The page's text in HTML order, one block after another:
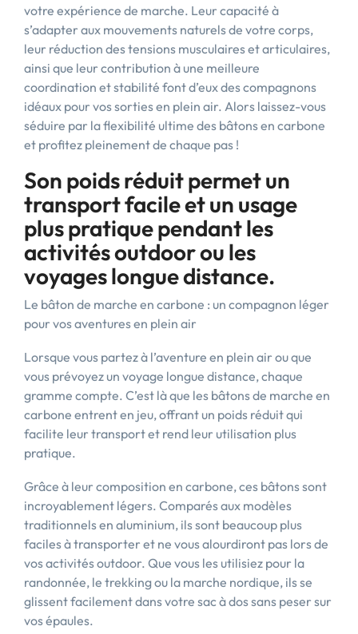
votre expérience de marche. Leur capacité à
s’adapter aux mouvements naturels de votre corps,
leur réduction des tensions musculaires et articulaires,
ainsi que leur contribution à une meilleure
coordination et stabilité font d’eux des compagnons
idéaux pour vos sorties en plein air. Alors laissez-vous
séduire par la flexibilité ultime des bâtons en carbone
et profitez pleinement de chaque pas !
Son poids réduit permet un
transport facile et un usage
plus pratique pendant les
activités outdoor ou les
voyages longue distance.
Le bâton de marche en carbone : un compagnon léger
pour vos aventures en plein air
Lorsque vous partez à l’aventure en plein air ou que
vous prévoyez un voyage longue distance, chaque
gramme compte. C’est là que les bâtons de marche en
carbone entrent en jeu, offrant un poids réduit qui
facilite leur transport et rend leur utilisation plus
pratique.
Grâce à leur composition en carbone, ces bâtons sont
incroyablement légers. Comparés aux modèles
traditionnels en aluminium, ils sont beaucoup plus
faciles à transporter et ne vous alourdiront pas lors de
vos activités outdoor. Que vous les utilisiez pour la
randonnée, le trekking ou la marche nordique, ils se
glissent facilement dans votre sac à dos sans peser sur
vos épaules.